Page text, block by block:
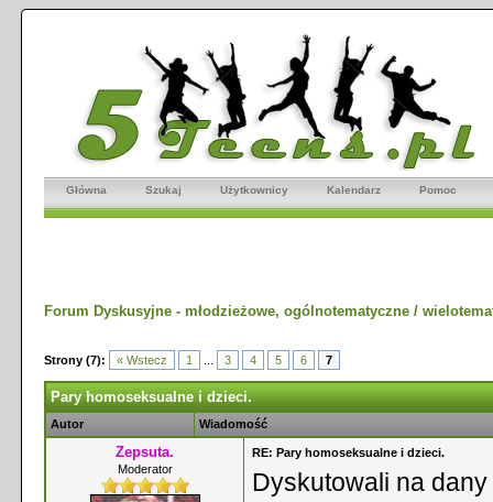
Główna Szukaj Użytkownicy Kalendarz Pomoc
Forum Dyskusyjne - młodzieżowe, ogólnotematyczne /
Strony (7): « Wstecz 1 3 4 5 6 7
Pary homoseksualne i dzieci.
Autor Wiadomość
Zepsuta.
Moderator
RE: Pary homoseksualne i dzieci.
Dyskutowali na